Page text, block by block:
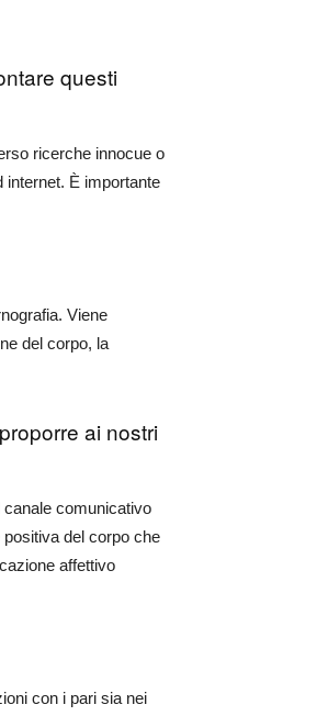
questi
ricerche innocue o
internet. È importante
Viene
del corpo, la
ai nostri
canale comunicativo
del corpo che
affettivo
con i pari sia nei